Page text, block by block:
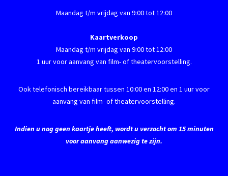
Maandag t/m vrijdag van 9:00 tot 12:00
Kaartverkoop
Maandag t/m vrijdag van 9:00 tot 12:00
1 uur voor aanvang van film- of theatervoorstelling.
Ook telefonisch bereikbaar tussen 10:00 en 12:00 en 1 uur voor
aanvang van film- of theatervoorstelling.
Indien u nog geen kaartje heeft, wordt u verzocht om 15 minuten
voor aanvang aanwezig te zijn.